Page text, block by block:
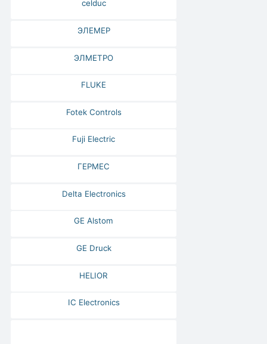
celduc
ЭЛЕМЕР
ЭЛМЕТРО
FLUKE
Fotek Controls
Fuji Electric
ГЕРМЕС
Delta Electronics
GE Alstom
GE Druck
HELIOR
IC Electronics